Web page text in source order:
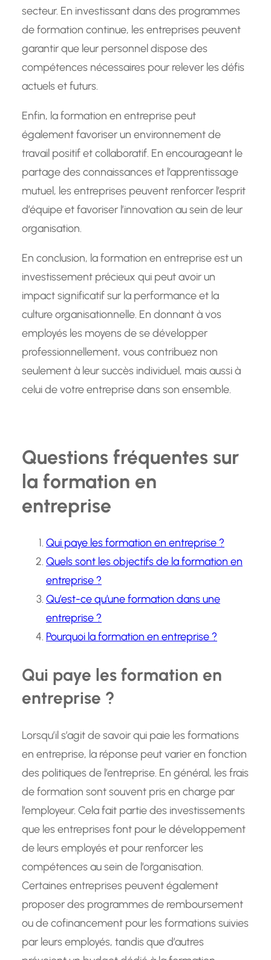
secteur. En investissant dans des programmes
de formation continue, les entreprises peuvent
garantir que leur personnel dispose des
compétences nécessaires pour relever les défis
actuels et futurs.
Enfin, la formation en entreprise peut
également favoriser un environnement de
travail positif et collaboratif. En encourageant le
partage des connaissances et l’apprentissage
mutuel, les entreprises peuvent renforcer l’esprit
d’équipe et favoriser l’innovation au sein de leur
organisation.
En conclusion, la formation en entreprise est un
investissement précieux qui peut avoir un
impact significatif sur la performance et la
culture organisationnelle. En donnant à vos
employés les moyens de se développer
professionnellement, vous contribuez non
seulement à leur succès individuel, mais aussi à
celui de votre entreprise dans son ensemble.
Questions fréquentes sur
la formation en
entreprise
Qui paye les formation en entreprise ?
Quels sont les objectifs de la formation en
entreprise ?
Qu’est-ce qu’une formation dans une
entreprise ?
Pourquoi la formation en entreprise ?
Qui paye les formation en
entreprise ?
Lorsqu’il s’agit de savoir qui paie les formations
en entreprise, la réponse peut varier en fonction
des politiques de l’entreprise. En général, les frais
de formation sont souvent pris en charge par
l’employeur. Cela fait partie des investissements
que les entreprises font pour le développement
de leurs employés et pour renforcer les
compétences au sein de l’organisation.
Certaines entreprises peuvent également
proposer des programmes de remboursement
ou de cofinancement pour les formations suivies
par leurs employés, tandis que d’autres